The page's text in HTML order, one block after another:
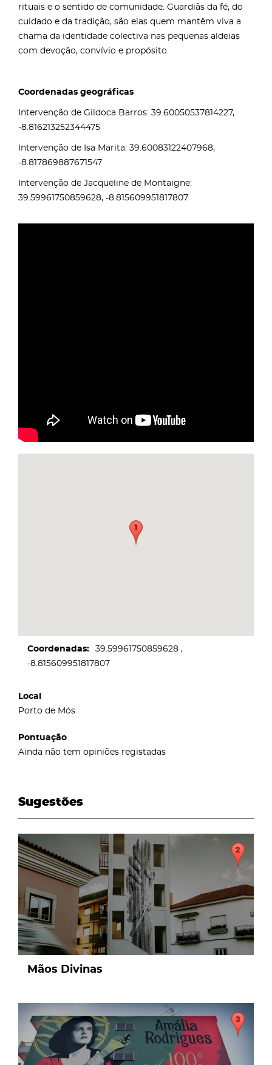
rituais e o sentido de comunidade. Guardiãs da fé, do
cuidado e da tradição, são elas quem mantêm viva a
chama da identidade colectiva nas pequenas aldeias
com devoção, convívio e propósito.
Coordenadas geográficas
Intervenção de Gildoca Barros: 39.60050537814227,
-8.816213252344475
Intervenção de Isa Marita: 39.60083122407968,
-8.817869887671547
Intervenção de Jacqueline de Montaigne:
39.59961750859628, -8.815609951817807
Coordenadas
39.59961750859628
-8.815609951817807
Local
Porto de Mós
Pontuação
Ainda não tem opiniões registadas
Sugestões
page
Mãos Divinas
page